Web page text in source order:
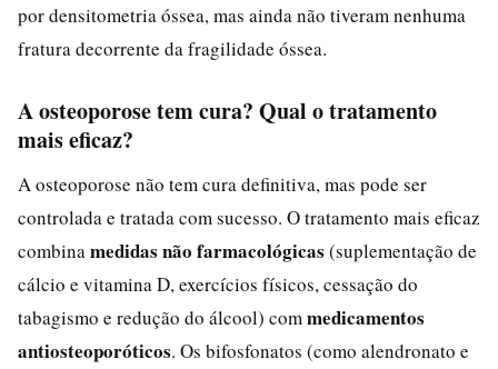
por densitometria óssea, mas ainda não tiveram nenhuma
fratura decorrente da fragilidade óssea.
A osteoporose tem cura? Qual o tratamento
mais eficaz?
A osteoporose não tem cura definitiva, mas pode ser
controlada e tratada com sucesso. O tratamento mais eficaz
combina medidas não farmacológicas (suplementação de
cálcio e vitamina D, exercícios físicos, cessação do
tabagismo e redução do álcool) com medicamentos
antiosteoporóticos. Os bifosfonatos (como alendronato e